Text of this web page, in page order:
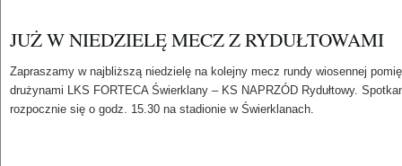
JUŻ W NIEDZIELĘ MECZ Z RYDUŁTOWAMI
Zapraszamy w najbliższą niedzielę na kolejny mecz rundy wiosennej
drużynami LKS FORTECA Świerklany – KS NAPRZÓD Rydułtowy.
rozpocznie się o godz. 15.30 na stadionie w Świerklanach.